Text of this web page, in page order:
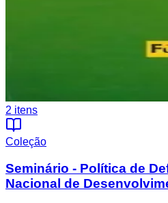
2 itens
Coleção
Seminário - Política de
Nacional de